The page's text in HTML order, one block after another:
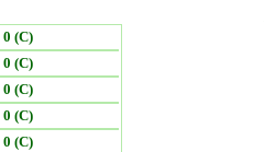
0 (C)
0 (C)
0 (C)
0 (C)
0 (C)